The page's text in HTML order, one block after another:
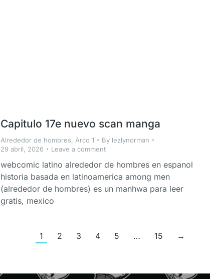
Capitulo 17e nuevo scan manga
Alrededor de hombres, Arco 1 By lezlynorman
29 abril, 2026
Leave a comment
webcomic latino alrededor de hombres en espanol
historia basada en latinoamerica among men
(alrededor de hombres) es un manhwa para leer
gratis, mexico
1 2 3 4 5 … 15 →